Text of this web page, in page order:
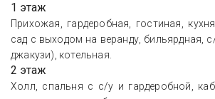
1 этаж
Прихожая, гардеробная, гостиная,
сад с выходом на веранду, бильярдная,
джакузи), котельная.
2 этаж
Холл, спальня с с/у и гардеробной,